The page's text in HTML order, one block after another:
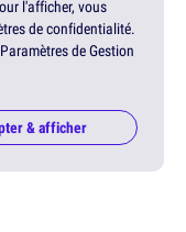
l'afficher, vous
de confidentialité.
de Gestion
& afficher